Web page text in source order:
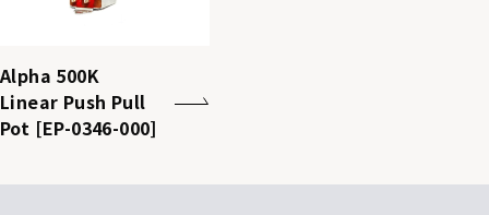
Alpha 500K
Linear Push Pull
Pot [EP-0346-000]